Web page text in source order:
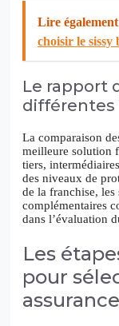
Lire
choisir le
Le rapport
La comparaison
meilleure solution
tiers,
des niveaux de
de la franchise,
complémentaires
dans l’évaluation
Les
pour
assurance